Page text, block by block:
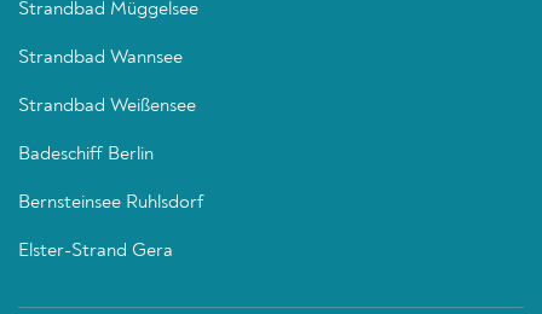
Strandbad Müggelsee
Strandbad Wannsee
Strandbad Weißensee
Badeschiff Berlin
Bernsteinsee Ruhlsdorf
Elster-Strand Gera